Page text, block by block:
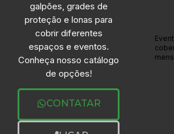
galpões, grades de
proteção e lonas para
cobrir diferentes
espaços e eventos.
Conheça nosso catálogo
de opções!
CONTATAR